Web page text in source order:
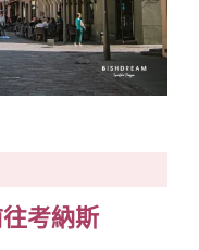
考納斯